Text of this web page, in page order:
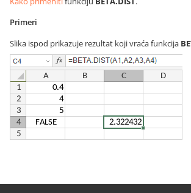
Primeri
Slika ispod prikazuje rezultat koji vraća funkcija